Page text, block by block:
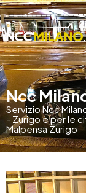
Ncc
Servizio Ncc
- Zurigo e per le
Malpensa Zurigo